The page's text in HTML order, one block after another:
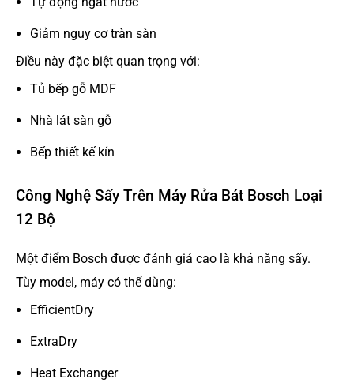
Giảm nguy cơ tràn sàn
Điều này đặc biệt quan trọng với:
Tủ bếp gỗ MDF
Nhà lát sàn gỗ
Bếp thiết kế kín
Công Nghệ Sấy Trên Máy Rửa Bát Bosch Loại
12 Bộ
Một điểm Bosch được đánh giá cao là khả năng sấy.
Tùy model, máy có thể dùng:
EfficientDry
ExtraDry
Heat Exchanger